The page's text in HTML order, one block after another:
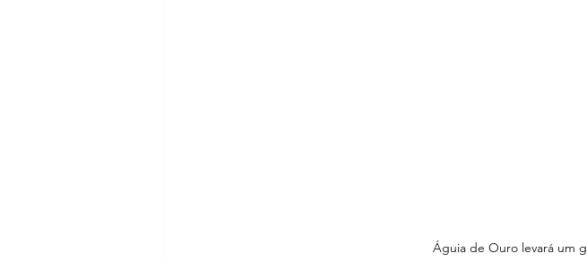
Águia de Ouro levará um